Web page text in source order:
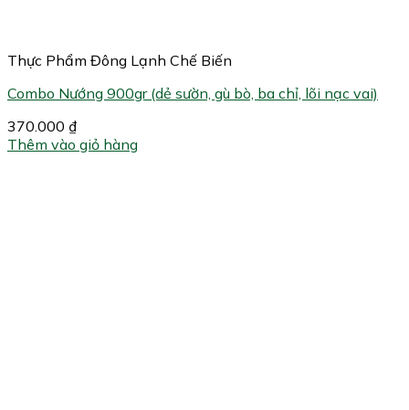
Thực Phẩm Đông Lạnh Chế Biến
Combo Nướng 900gr (dẻ sườn, gù bò, ba chỉ, lõi nạc vai)
370.000 ₫
Thêm vào giỏ hàng